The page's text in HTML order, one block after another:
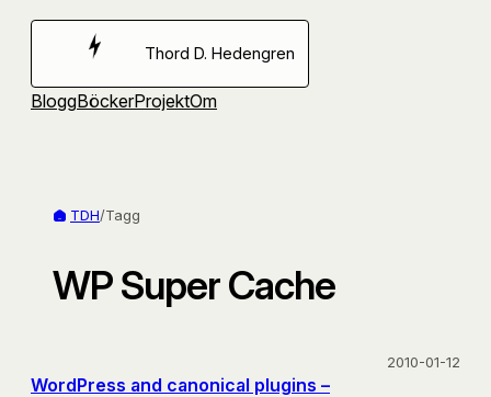
Hoppa
Thord D. Hedengren
BloggBöckerProjektOm
TDH/Tagg
WP Super Cache
WordPress and canonical plugins –
2010-01-12